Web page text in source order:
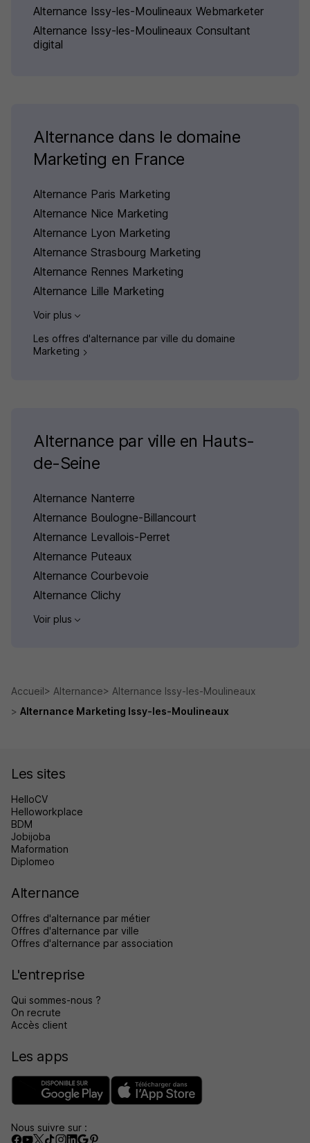
Alternance Issy-les-Moulineaux Webmarketer
Alternance Issy-les-Moulineaux Consultant
digital
Alternance dans le domaine
Marketing en France
Alternance Paris Marketing
Alternance Nice Marketing
Alternance Lyon Marketing
Alternance Strasbourg Marketing
Alternance Rennes Marketing
Alternance Lille Marketing
Voir plus
Les offres d'alternance par ville du domaine
Marketing
Alternance par ville en Hauts-
de-Seine
Alternance Nanterre
Alternance Boulogne-Billancourt
Alternance Levallois-Perret
Alternance Puteaux
Alternance Courbevoie
Alternance Clichy
Voir plus
Accueil Alternance
Alternance Issy-les-Moulineaux
Alternance Marketing Issy-les-Moulineaux
Les sites
HelloCV
Helloworkplace
BDM
Jobijoba
Maformation
Diplomeo
Alternance
Offres d'alternance par métier
Offres d'alternance par ville
Offres d'alternance par association
L'entreprise
Qui sommes-nous ?
On recrute
Accès client
Les apps
Nous suivre sur :